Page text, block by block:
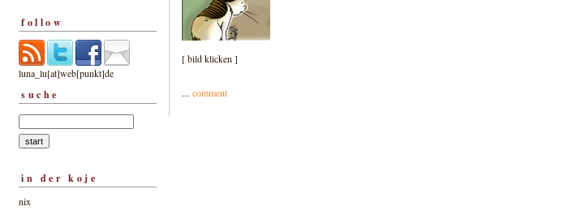
follow
luna_lu[at]web[punkt]de
suche
in der koje
nix
[ bild klicken ]
... comment